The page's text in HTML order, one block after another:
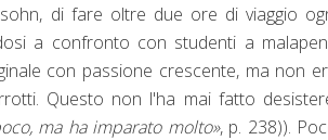
di fare oltre due ore di viaggio
a confronto con studenti a
con passione crescente, ma non
Questo non l'ha mai fatto
ma ha imparato molto», p. 238)).